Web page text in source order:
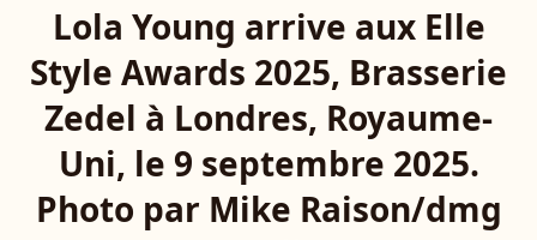
Lola Young arrive aux Elle
Style Awards 2025, Brasserie
Zedel à Londres, Royaume-
Uni, le 9 septembre 2025.
Photo par Mike Raison/dmg